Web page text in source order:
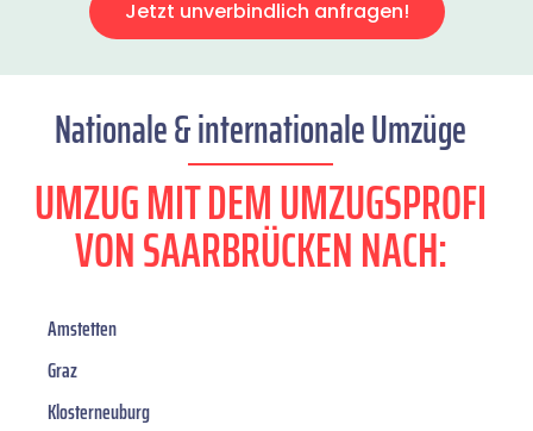
Jetzt unverbindlich anfragen!
Nationale & internationale Umzüge
UMZUG MIT DEM UMZUGSPROFI
VON SAARBRÜCKEN NACH:
Amstetten
Graz
Klosterneuburg